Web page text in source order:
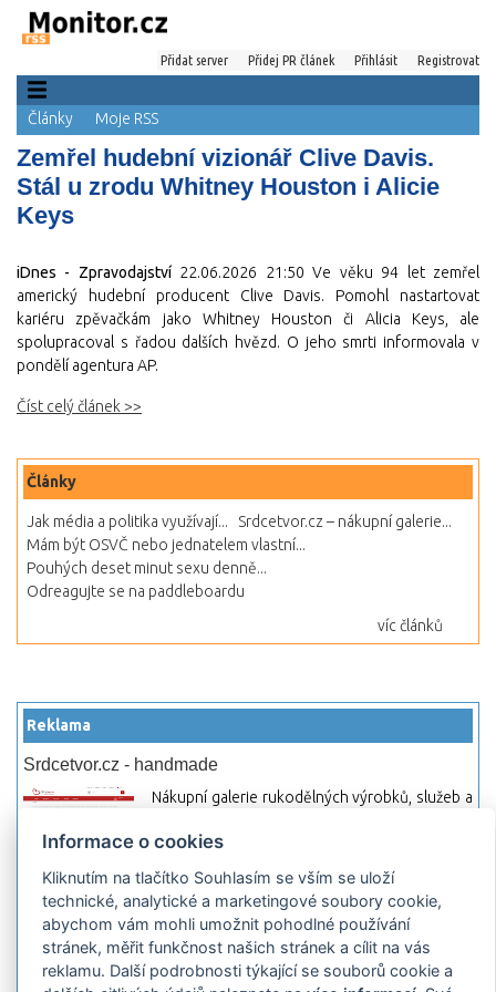
Přidat server Přidej PR článek Přihlásit Registrovat
Články Moje RSS
Zemřel hudební vizionář Clive Davis.
Stál u zrodu Whitney Houston i Alicie
Keys
iDnes - Zpravodajství 22.06.2026 21:50 Ve věku 94 let zemřel
americký hudební producent Clive Davis. Pomohl nastartovat
kariéru zpěvačkám jako Whitney Houston či Alicia Keys, ale
spolupracoval s řadou dalších hvězd. O jeho smrti informovala v
pondělí agentura AP.
Číst celý článek >>
Články
Jak média a politika využívají...
Srdcetvor.cz – nákupní galerie...
Mám být OSVČ nebo jednatelem vlastní...
Pouhých deset minut sexu denně...
Odreagujte se na paddleboardu
víc článků
Reklama
Srdcetvor.cz - handmade
Nákupní galerie rukodělných výrobků, služeb a
začít prodávat nebo jen nakupovat.
Hledej-hosting.cz - webhosting, VPS
hosting
Přehled webhostingových, multihosting a VPS
hosting programů s možností jejich
pokročilého vyhledávání a porovnávání.
Informace o cookies
Kliknutím na tlačítko Souhlasím se vším se uloží
technické, analytické a marketingové soubory cookie,
abychom vám mohli umožnit pohodlné používání
stránek, měřit funkčnost našich stránek a cílit na vás
reklamu. Další podrobnosti týkající se souborů cookie a